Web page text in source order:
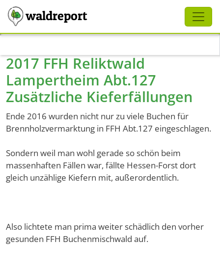
waldreport
2017 FFH Reliktwald
Lampertheim Abt.127
Zusätzliche Kieferfällungen
Ende 2016 wurden nicht nur zu viele Buchen für
Brennholzvermarktung in FFH Abt.127 eingeschlagen.
Sondern weil man wohl gerade so schön beim
massenhaften Fällen war, fällte Hessen-Forst dort
gleich unzählige Kiefern mit, außerordentlich.
Also lichtete man prima weiter schädlich den vorher
gesunden FFH Buchenmischwald auf.
Schliessen